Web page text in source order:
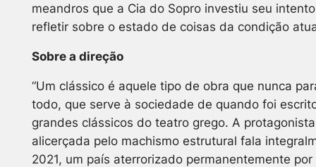
meandros que a Cia do Sopro investiu seu
refletir sobre o estado de coisas da condição
Sobre a direção
“Um clássico é aquele tipo de obra que nunca
todo, que serve à sociedade de quando foi
grandes clássicos do teatro grego. A
alicerçada pelo machismo estrutural fala
2021, um país aterrorizado permanentemente